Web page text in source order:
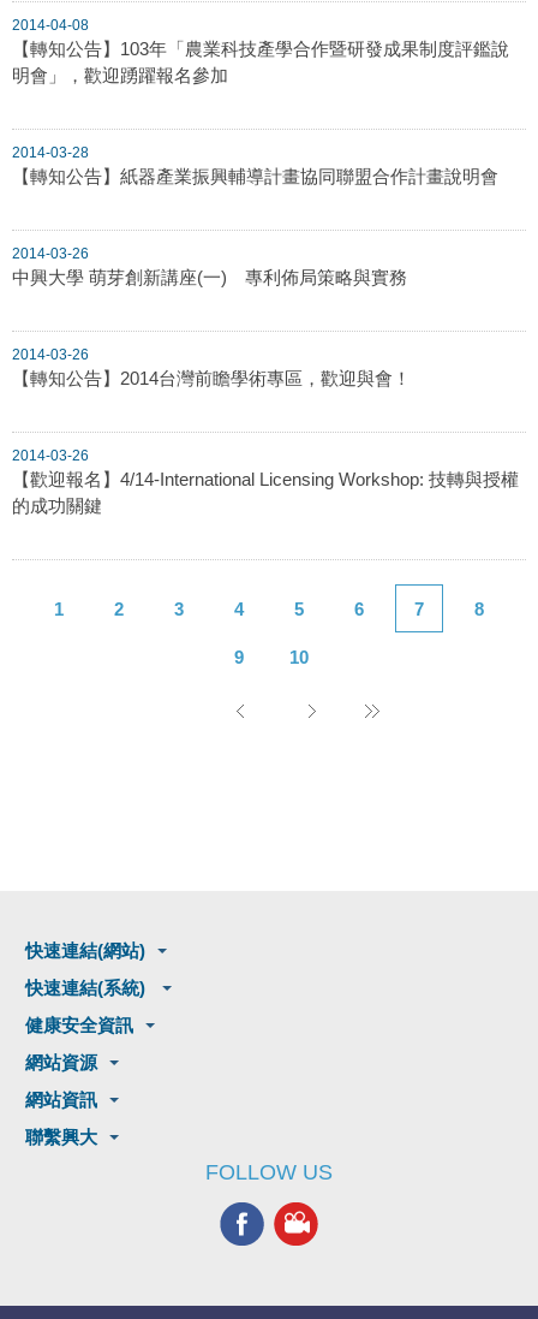
2014-04-08
【轉知公告】103年「農業科技產學合作暨研發成果制度評鑑說
明會」，歡迎踴躍報名參加
2014-03-28
【轉知公告】紙器產業振興輔導計畫協同聯盟合作計畫說明會
2014-03-26
中興大學 萌芽創新講座(一) 專利佈局策略與實務
2014-03-26
【轉知公告】2014台灣前瞻學術專區，歡迎與會！
2014-03-26
【歡迎報名】4/14-International Licensing Workshop: 技轉與授權
的成功關鍵
1 2 3 4 5 6 7 8
9 10
快速連結(網站)
快速連結(系統)
健康安全資訊
網站資源
網站資訊
聯繫興大
FOLLOW US